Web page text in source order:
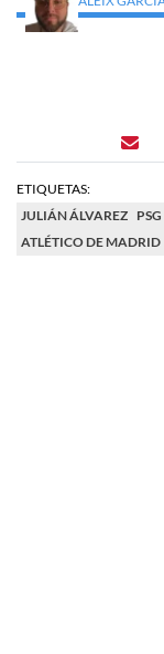
ETIQUETAS:
JULIÁN ÁLVAREZ PSG
ATLÉTICO DE MADRID